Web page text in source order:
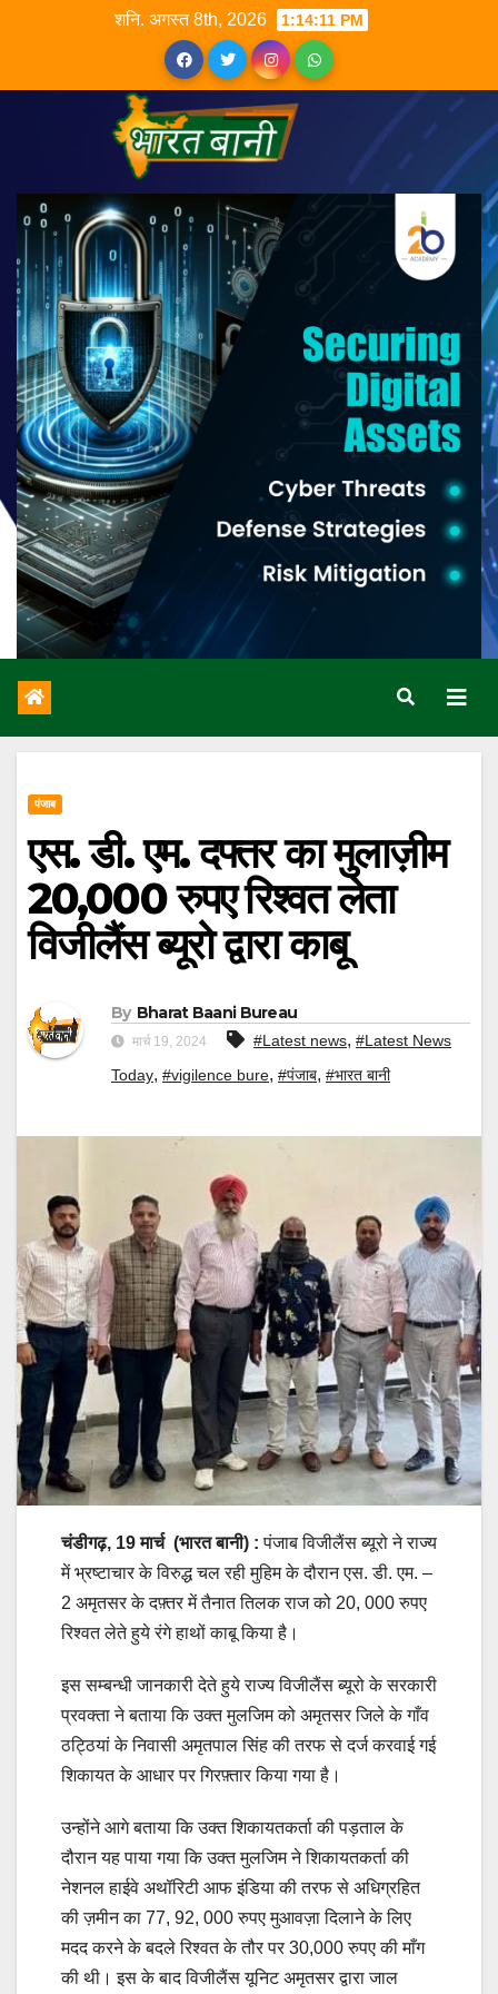
शनि. अगस्त 8th, 2026 1:14:11 PM
पंजाब
एस. डी. एम. दफ्तर का मुलाज़ीम
20,000 रुपए रिश्वत लेता
विजीलैंस ब्यूरो द्वारा काबू
By Bharat Baani Bureau
मार्च 19, 2024 #Latest news, #Latest News
Today, #vigilence bure, #पंजाब, #भारत बानी
चंडीगढ़, 19 मार्च (भारत बानी) : पंजाब विजीलैंस ब्यूरो ने राज्य
में भ्रष्टाचार के विरुद्ध चल रही मुहिम के दौरान एस. डी. एम. –
2 अमृतसर के दफ़्तर में तैनात तिलक राज को 20, 000 रुपए
रिश्वत लेते हुये रंगे हाथों काबू किया है।
इस सम्बन्धी जानकारी देते हुये राज्य विजीलैंस ब्यूरो के सरकारी
प्रवक्ता ने बताया कि उक्त मुलजिम को अमृतसर जिले के गाँव
ठट्ठियां के निवासी अमृतपाल सिंह की तरफ से दर्ज करवाई गई
शिकायत के आधार पर गिरफ़्तार किया गया है।
उन्होंने आगे बताया कि उक्त शिकायतकर्ता की पड़ताल के
दौरान यह पाया गया कि उक्त मुलजिम ने शिकायतकर्ता की
नेशनल हाईवे अथॉरिटी आफ इंडिया की तरफ से अधिग्रहित
की ज़मीन का 77, 92, 000 रुपए मुआवज़ा दिलाने के लिए
मदद करने के बदले रिश्वत के तौर पर 30,000 रुपए की माँग
की थी। इस के बाद विजीलैंस यूनिट अमृतसर द्वारा जाल